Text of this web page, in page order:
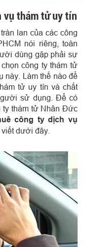
vụ thám tử uy tín
lan của các công
nói riêng, toàn
dùng gặp phải sự
công ty thám tử
này. Làm thế nào để
tử uy tín và chất
sử dụng. Để có
ty thám tử Nhân Đức
công ty dịch vụ
dưới đây.